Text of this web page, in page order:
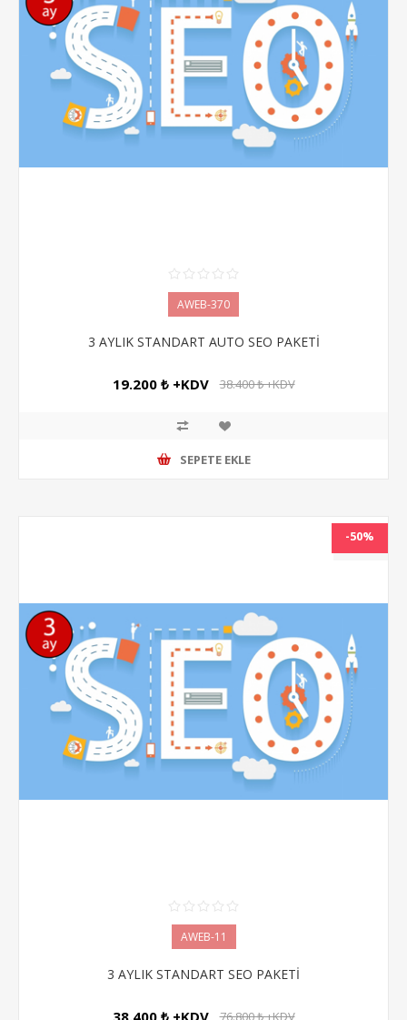
AWEB-370
3 AYLIK STANDART AUTO SEO PAKETİ
19.200 ₺ +KDV 38.400 ₺ +KDV
SEPETE EKLE
NEW
-50%
AWEB-11
3 AYLIK STANDART SEO PAKETİ
76.800 ₺ +KDV